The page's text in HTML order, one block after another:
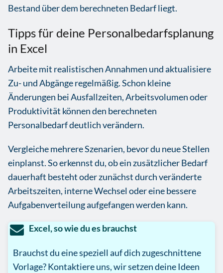
Bestand über dem berechneten Bedarf liegt.
Tipps für deine Personalbedarfsplanung
in Excel
Arbeite mit realistischen Annahmen und aktualisiere
Zu- und Abgänge regelmäßig. Schon kleine
Änderungen bei Ausfallzeiten, Arbeitsvolumen oder
Produktivität können den berechneten
Personalbedarf deutlich verändern.
Vergleiche mehrere Szenarien, bevor du neue Stellen
einplanst. So erkennst du, ob ein zusätzlicher Bedarf
dauerhaft besteht oder zunächst durch veränderte
Arbeitszeiten, interne Wechsel oder eine bessere
Aufgabenverteilung aufgefangen werden kann.
Excel, so wie du es brauchst
Brauchst du eine speziell auf dich zugeschnittene
Vorlage? Kontaktiere uns, wir setzen deine Ideen